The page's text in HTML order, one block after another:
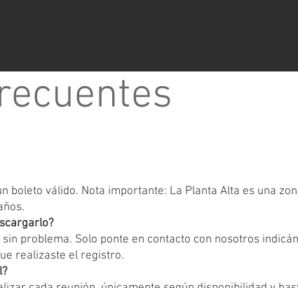
boleto válido. Nota importante: La Planta Alta es una
problema. Solo ponte en contacto con nosotros
realizaste el registro.